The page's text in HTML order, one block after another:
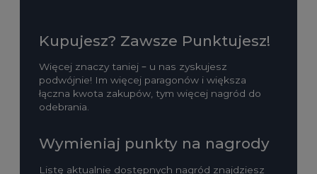
Kupujesz? Zawsze Punktujesz!
Więcej znaczy taniej – u nas zyskujesz
podwójnie! Im więcej paragonów i większa
łączna kwota zakupów, tym więcej nagród do
odebrania.
Wymieniaj punkty na nagrody
Listę aktualnie dostępnych nagród znajdziesz